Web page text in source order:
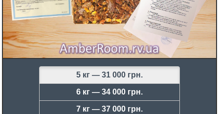
5 кг — 31 000 грн.
6 кг — 34 000 грн.
7 кг — 37 000 грн.